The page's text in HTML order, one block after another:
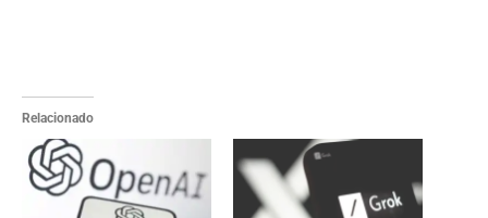
Relacionado